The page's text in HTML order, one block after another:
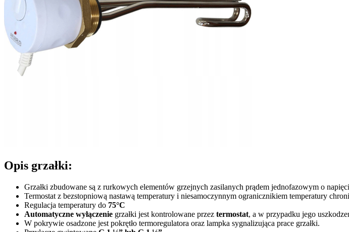
Opis grzałki:
Grzałki zbudowane są z rurkowych elementów grzejnych zasilanych prądem jednofazowym o
Termostat z bezstopniową nastawą temperatury i niesamoczynnym ogranicznikiem temperatury
Regulacja temperatury do 75°C
Automatyczne wyłączenie grzałki jest kontrolowane przez termostat, a w przypadku jego
W pokrywie osadzone jest pokrętło termoregulatora oraz lampka sygnalizująca prace grzałki.